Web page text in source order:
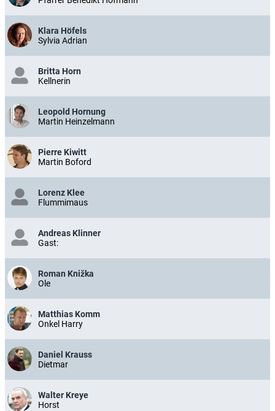
Klara Höfels
Sylvia Adrian
Britta Horn
Kellnerin
Leopold Hornung
Martin Heinzelmann
Pierre Kiwitt
Martin Boford
Lorenz Klee
Flummimaus
Andreas Klinner
Gast:
Roman Knižka
Ole
Matthias Komm
Onkel Harry
Daniel Krauss
Dietmar
Walter Kreye
Horst